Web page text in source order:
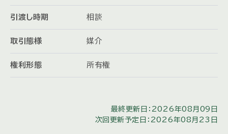
引渡し時期 相談
取引態様 媒介
権利形態 所有権
最終更新日：2026年08月09日
次回更新予定日：2026年08月23日